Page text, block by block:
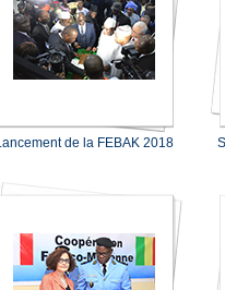
de la FEBAK 2018